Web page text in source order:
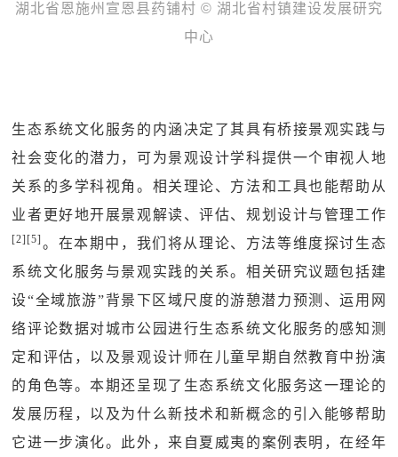
湖北省恩施州宣恩县药铺村 © 湖北省村镇建设发展研究
中心
生态系统文化服务的内涵决定了其具有桥接景观实践与
社会变化的潜力，可为景观设计学科提供一个审视人地
关系的多学科视角。相关理论、方法和工具也能帮助从
业者更好地开展景观解读、评估、规划设计与管理工作
[2][5] 。在本期中，我们将从理论、方法等维度探讨生态
系统文化服务与景观实践的关系。相关研究议题包括建
设“全域旅游”背景下区域尺度的游憩潜力预测、运用网
络评论数据对城市公园进行生态系统文化服务的感知测
定和评估，以及景观设计师在儿童早期自然教育中扮演
的角色等。本期还呈现了生态系统文化服务这一理论的
发展历程，以及为什么新技术和新概念的引入能够帮助
它进一步演化。此外，来自夏威夷的案例表明，在经年